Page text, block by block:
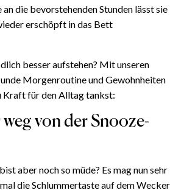
die bevorstehenden Stunden lässt sie
erschöpft in das Bett
besser aufstehen? Mit unseren
Morgenroutine und Gewohnheiten
Kraft für den Alltag tankst:
von der Snooze-
aber noch so müde? Es mag nun sehr
die Schlummertaste auf dem Wecker